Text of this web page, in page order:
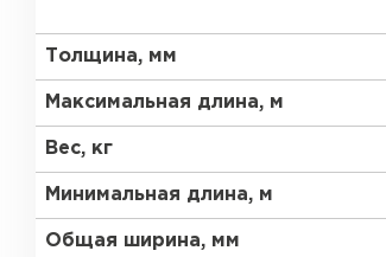
Толщина, мм
Максимальная длина, м
Вес, кг
Минимальная длина, м
Общая ширина, мм